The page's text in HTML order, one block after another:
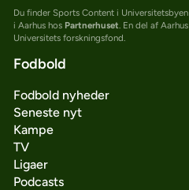
Du finder Sports Content i Universitetsbyen
i Aarhus hos Partnerhuset. En del af Aarhus
Universitets forskningsfond.
Fodbold
Fodbold nyheder
Seneste nyt
Kampe
TV
Ligaer
Podcasts